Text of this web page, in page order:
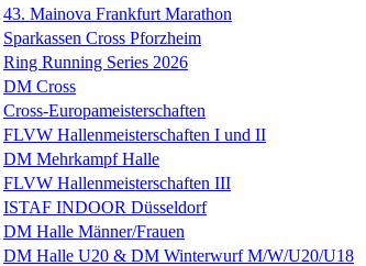
43. Mainova Frankfurt Marathon
Sparkassen Cross Pforzheim
Ring Running Series 2026
DM Cross
Cross-Europameisterschaften
FLVW Hallenmeisterschaften I und II
DM Mehrkampf Halle
FLVW Hallenmeisterschaften III
ISTAF INDOOR Düsseldorf
DM Halle Männer/Frauen
DM Halle U20 & DM Winterwurf M/W/U20/U18